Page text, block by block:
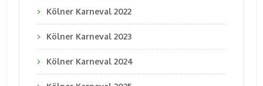
Kölner Karneval 2022
Kölner Karneval 2023
Kölner Karneval 2024